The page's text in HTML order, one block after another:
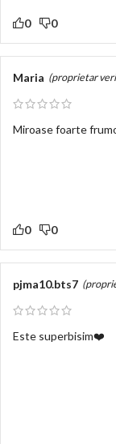
0 0
Maria (proprietar
Miroase foarte
0 0
pjma10.bts7
Este superbisim❤️